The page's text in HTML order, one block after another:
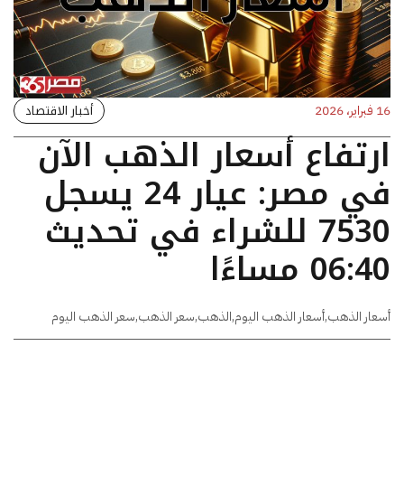
16 فبراير، 2026 أخبار الاقتصاد
ارتفاع أسعار الذهب الآن
في مصر: عيار 24 يسجل
7530 للشراء في تحديث
06:40 مساءًا
أسعار الذهب,أسعار الذهب اليوم,الذهب,سعر الذهب,سعر الذهب اليوم